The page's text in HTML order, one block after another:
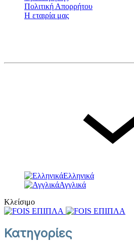
Πολιτική Απορρήτου
Η εταιρία μας
Ελληνικά
Αγγλικά
Κλείσιμο
Κατηγορίες